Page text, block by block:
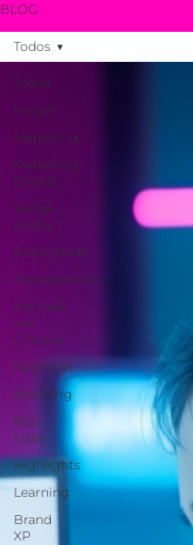
BLOG
Todos
Insight
Marketing
Marketing
Digital
Social
Media
Publicidade
Planejamento
Mercado
em
Choque
Negócios
Branding
Big
Data
Highlights
Learning
Brand
XP
Todos